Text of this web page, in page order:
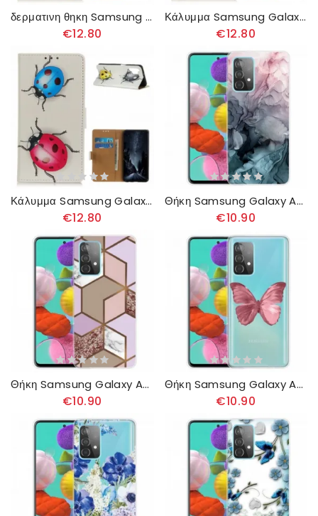
δερματινη θηκη Samsung Galaxy A32 4G Ανθισμένο Δέντρο
€12.80
Κάλυμμα Samsung Galaxy A32 4G Ζευγάρι Κουκουβάγιες Στο Δέντρο
€12.80
Κάλυμμα Samsung Galaxy A32 4G Πασχαλίτσες
€12.80
Θήκη Samsung Galaxy A32 4G Έγχρωμο Μάρμαρο
€10.90
Θήκη Samsung Galaxy A32 4G Γεωμετρικό Μάρμαρο
€10.90
Θήκη Samsung Galaxy A32 4G Άγριες Πεταλούδες
€10.90